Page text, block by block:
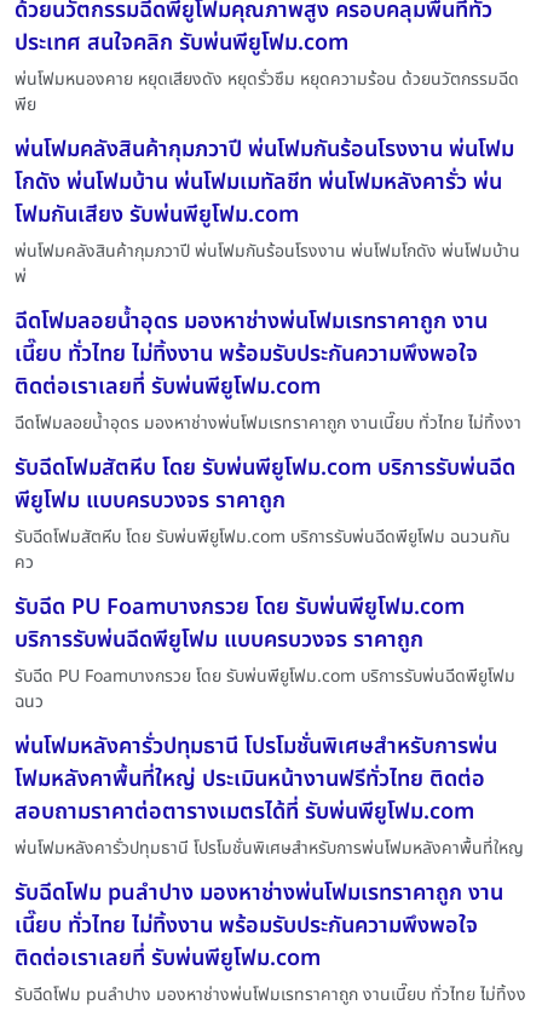
ด้วยนวัตกรรมฉีดพียูโฟมคุณภาพสูง ครอบคลุมพื้นที่ทั่ว
ประเทศ สนใจคลิก รับพ่นพียูโฟม.com
พ่นโฟมหนองคาย หยุดเสียงดัง หยุดรั่วซึม หยุดความร้อน ด้วยนวัตกรรมฉีด
พีย
พ่นโฟมคลังสินค้ากุมภวาปี พ่นโฟมกันร้อนโรงงาน พ่นโฟม
โกดัง พ่นโฟมบ้าน พ่นโฟมเมทัลชีท พ่นโฟมหลังคารั่ว พ่น
โฟมกันเสียง รับพ่นพียูโฟม.com
พ่นโฟมคลังสินค้ากุมภวาปี พ่นโฟมกันร้อนโรงงาน พ่นโฟมโกดัง พ่นโฟมบ้าน
พ่
ฉีดโฟมลอยน้ำอุดร มองหาช่างพ่นโฟมเรทราคาถูก งาน
เนี๊ยบ ทั่วไทย ไม่ทิ้งงาน พร้อมรับประกันความพึงพอใจ
ติดต่อเราเลยที่ รับพ่นพียูโฟม.com
ฉีดโฟมลอยน้ำอุดร มองหาช่างพ่นโฟมเรทราคาถูก งานเนี๊ยบ ทั่วไทย ไม่ทิ้งงา
รับฉีดโฟมสัตหีบ โดย รับพ่นพียูโฟม.com บริการรับพ่นฉีด
พียูโฟม แบบครบวงจร ราคาถูก
รับฉีดโฟมสัตหีบ โดย รับพ่นพียูโฟม.com บริการรับพ่นฉีดพียูโฟม ฉนวนกัน
คว
รับฉีด PU Foamบางกรวย โดย รับพ่นพียูโฟม.com
บริการรับพ่นฉีดพียูโฟม แบบครบวงจร ราคาถูก
รับฉีด PU Foamบางกรวย โดย รับพ่นพียูโฟม.com บริการรับพ่นฉีดพียูโฟม
ฉนว
พ่นโฟมหลังคารั่วปทุมธานี โปรโมชั่นพิเศษสำหรับการพ่น
โฟมหลังคาพื้นที่ใหญ่ ประเมินหน้างานฟรีทั่วไทย ติดต่อ
สอบถามราคาต่อตารางเมตรได้ที่ รับพ่นพียูโฟม.com
พ่นโฟมหลังคารั่วปทุมธานี โปรโมชั่นพิเศษสำหรับการพ่นโฟมหลังคาพื้นที่ใหญ
รับฉีดโฟม puลำปาง มองหาช่างพ่นโฟมเรทราคาถูก งาน
เนี๊ยบ ทั่วไทย ไม่ทิ้งงาน พร้อมรับประกันความพึงพอใจ
ติดต่อเราเลยที่ รับพ่นพียูโฟม.com
รับฉีดโฟม puลำปาง มองหาช่างพ่นโฟมเรทราคาถูก งานเนี๊ยบ ทั่วไทย ไม่ทิ้งง